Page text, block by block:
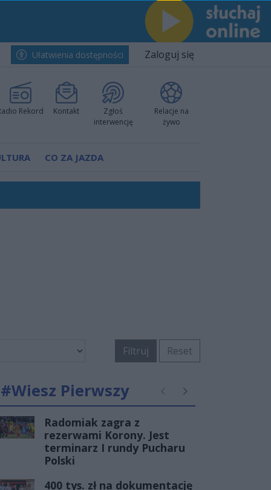
Ułatwienia dostępności Zaloguj się
Rekord Kontakt
Zgłoś
interwencję
Relacje na
żywo
CO ZA JAZDA
Filtruj Reset
#Wiesz Pierwszy PoprzednieNastępne
Radomiak zagra z
rezerwami Korony. Jest
terminarz I rundy Pucharu
Polski
400 tys. zł na dokumentację